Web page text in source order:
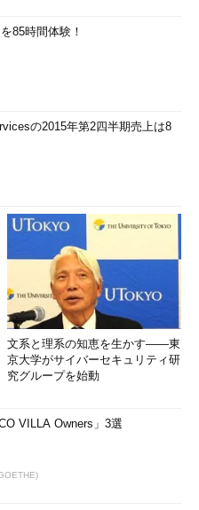
85時間体験！
の2015年第2四半期売上は8
文系と理系の知恵を生かす――東
京大学がサイバーセキュリティ研
究グループを始動
VILLA Owners」3選